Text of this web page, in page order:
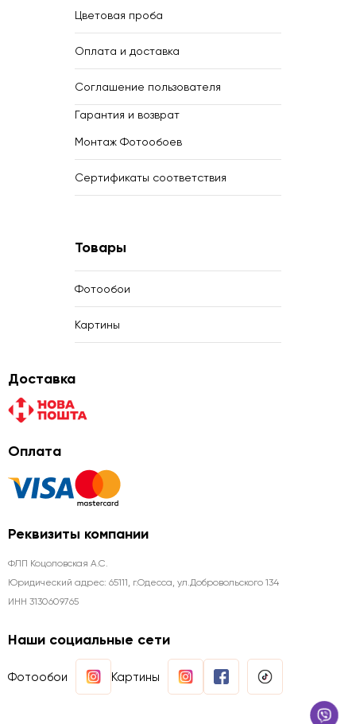
Цветовая проба
Оплата и доставка
Соглашение пользователя
Гарантия и возврат
Монтаж Фотообоев
Сертификаты соответствия
Товары
Фотообои
Картины
Доставка
Оплата
Реквизиты компании
ФЛП Коцоловская А.С.
Юридический адрес: 65111, г.Одесса, ул.Добровольского 134
ИНН 3130609765
Наши социальные сети
Фотообои Картины